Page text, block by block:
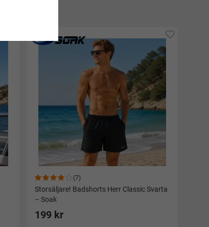
(7)
Storsäljare! Badshorts Herr Classic Svarta
– Soak
199 kr